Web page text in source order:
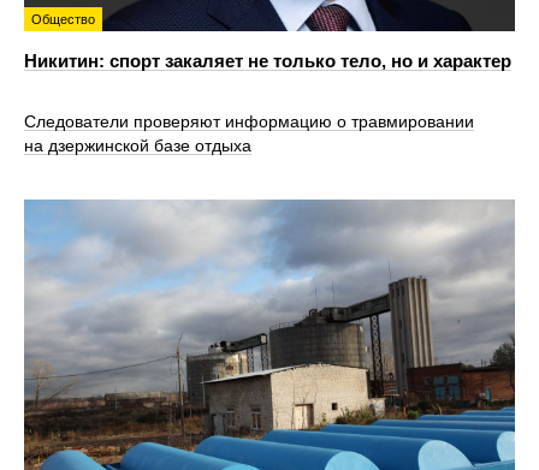
Общество
Никитин: спорт закаляет не только тело, но и характер
Следователи проверяют информацию о травмировании
на дзержинской базе отдыха